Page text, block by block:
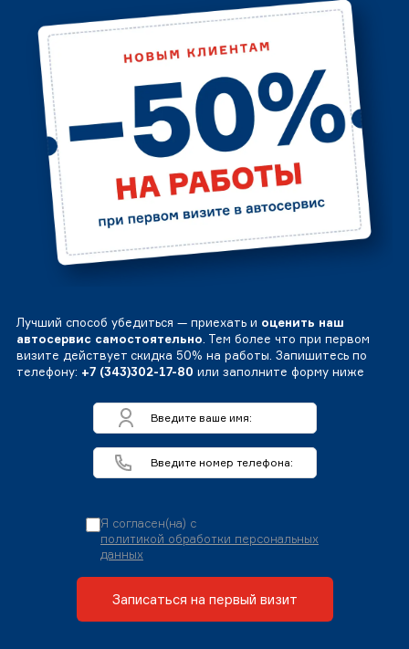
Лучший способ убедиться — приехать и оценить наш
автосервис самостоятельно . Тем более что при первом
визите действует скидка 50% на работы. Запишитесь по
телефону: +7 (343)302-17-80 или заполните форму ниже
Я согласен(на) с
политикой обработки персональных
данных
Записаться на первый визит